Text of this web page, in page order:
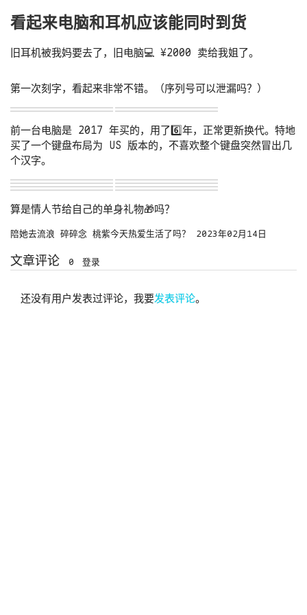
看起来电脑和耳机应该能同时到货
旧耳机被我妈要去了，旧电脑💻 ¥2000 卖给我姐了。
第一次刻字，看起来非常不错。（序列号可以泄漏吗？）
前一台电脑是 2017 年买的，用了6️⃣年，正常更新换代。特地
买了一个键盘布局为 US 版本的，不喜欢整个键盘突然冒出几
个汉字。
算是情人节给自己的单身礼物🎁吗？
陪她去流浪 碎碎念 桃紫今天热爱生活了吗？ 2023年02月14日
文章评论 0 登录
还没有用户发表过评论，我要发表评论。